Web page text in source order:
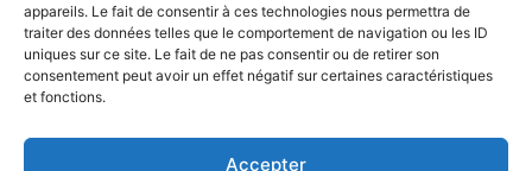
appareils. Le fait de consentir à ces technologies nous permettra de
traiter des données telles que le comportement de navigation ou les ID
uniques sur ce site. Le fait de ne pas consentir ou de retirer son
consentement peut avoir un effet négatif sur certaines caractéristiques
et fonctions.
Accepter
a
h
e
s
a